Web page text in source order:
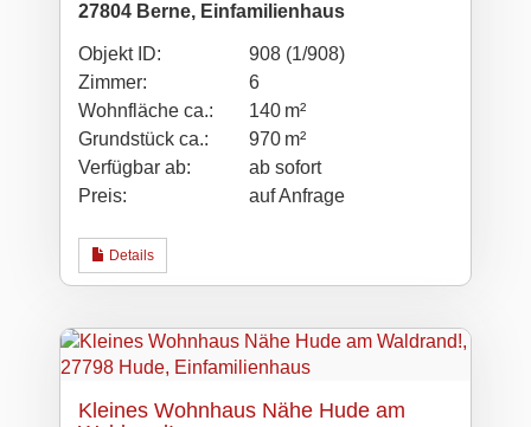
27804 Berne, Einfamilienhaus
Objekt ID:
908 (1/908)
Zimmer:
6
Wohnfläche ca.:
140 m²
Grund­stück ca.:
970 m²
Verfügbar ab:
ab sofort
Preis:
auf Anfrage
Details
Kleines Wohnhaus Nähe Hude am